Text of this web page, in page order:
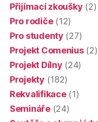
Přijímací zkoušky (2)
Pro rodiče(12)
Pro studenty (27)
Projekt Comenius(2)
Projekt Dílny (24)
Projekty (182)
Rekvalifikace(1)
Semináře(24)